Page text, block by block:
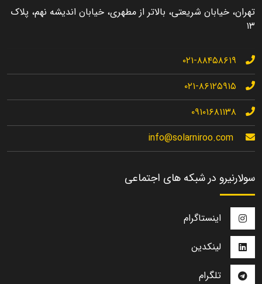
تهران، خیابان شریعتی، بالاتر از مطهری، خیابان اندیشه نهم، پلاک
۱۳
۰۲۱-۸۸۴۵۸۶۱۹
۰۲۱-۸۶۱۲۵۹۱۵
۰۹۱۰۱۶۸۱۱۳۸
info@solarniroo.com
سولارنیرو در شبکه های اجتماعی
اینستاگرام
لینکدین
تلگرام